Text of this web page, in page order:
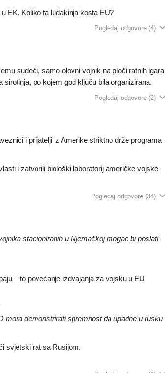
EK. Koliko ta ludakinja kosta EU?
Pogledaj odgovore (4)
sudeći, samo olovni vojnik na ploči ratnih igara
po kojem god ključu bila organizirana.
Pogledaj odgovore (2)
i prijatelji iz Amerike striktno drže programa
i zatvorili biološki laboratorij američke vojske
Pogledaj odgovore (34)
stacioniranih u Njemačkoj mogao bi poslati
– to povećanje izdvajanja za vojsku u EU
mora demonstrirati spremnost da upadne u rusku
svjetski rat sa Rusijom.